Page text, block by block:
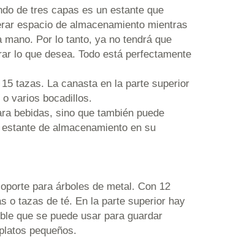
de tres capas es un estante que
espacio de almacenamiento mientras
Por lo tanto, ya no tendrá que
lo que desea. Todo está perfectamente
tazas. La canasta en la parte superior
varios bocadillos.
bebidas, sino que también puede
de almacenamiento en su
para árboles de metal. Con 12
o tazas de té. En la parte superior hay
que se puede usar para guardar
pequeños.